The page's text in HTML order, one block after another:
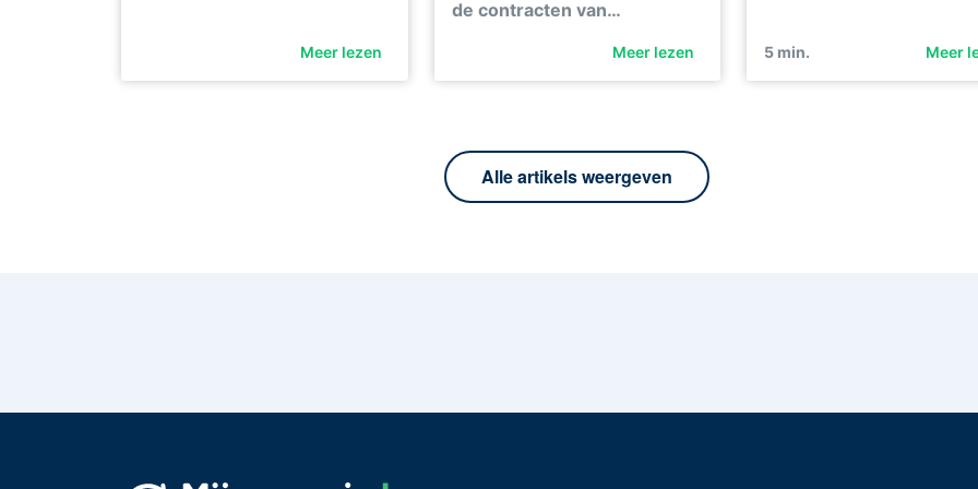
Meer lezen
de contracten van…
Meer lezen 5 min. Meer
Alle artikels weergeven